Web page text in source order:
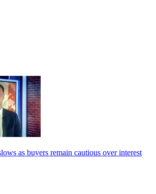
as buyers remain cautious over interest